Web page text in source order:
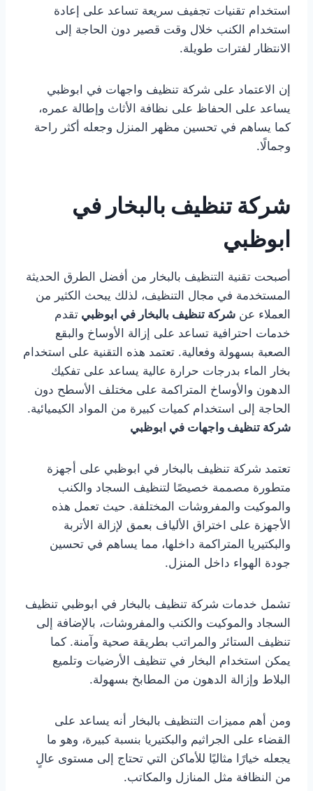
استخدام تقنيات تجفيف سريعة تساعد على إعادة
استخدام الكنب خلال وقت قصير دون الحاجة إلى
الانتظار لفترات طويلة.
إن الاعتماد على شركة تنظيف واجهات في ابوظبي
يساعد على الحفاظ على نظافة الأثاث وإطالة عمره،
كما يساهم في تحسين مظهر المنزل وجعله أكثر راحة
وجمالًا.
شركة تنظيف بالبخار في
ابوظبي
أصبحت تقنية التنظيف بالبخار من أفضل الطرق الحديثة
المستخدمة في مجال التنظيف، لذلك يبحث الكثير من
العملاء عن شركة تنظيف بالبخار في ابوظبي تقدم
خدمات احترافية تساعد على إزالة الأوساخ والبقع
الصعبة بسهولة وفعالية. تعتمد هذه التقنية على استخدام
بخار الماء بدرجات حرارة عالية يساعد على تفكيك
الدهون والأوساخ المتراكمة على مختلف الأسطح دون
الحاجة إلى استخدام كميات كبيرة من المواد الكيميائية.
شركة تنظيف واجهات في ابوظبي
تعتمد شركة تنظيف بالبخار في ابوظبي على أجهزة
متطورة مصممة خصيصًا لتنظيف السجاد والكنب
والموكيت والمفروشات المختلفة. حيث تعمل هذه
الأجهزة على اختراق الألياف بعمق لإزالة الأتربة
والبكتيريا المتراكمة داخلها، مما يساهم في تحسين
جودة الهواء داخل المنزل.
تشمل خدمات شركة تنظيف بالبخار في ابوظبي تنظيف
السجاد والموكيت والكنب والمفروشات، بالإضافة إلى
تنظيف الستائر والمراتب بطريقة صحية وآمنة. كما
يمكن استخدام البخار في تنظيف الأرضيات وتلميع
البلاط وإزالة الدهون من المطابخ بسهولة.
ومن أهم مميزات التنظيف بالبخار أنه يساعد على
القضاء على الجراثيم والبكتيريا بنسبة كبيرة، وهو ما
يجعله خيارًا مثاليًا للأماكن التي تحتاج إلى مستوى عالٍ
من النظافة مثل المنازل والمكاتب.